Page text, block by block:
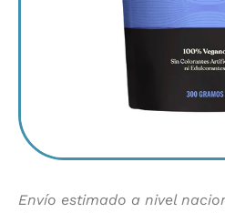
Envío estimado a nivel